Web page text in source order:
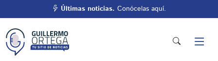
Últimas noticias. Conócelas aquí.